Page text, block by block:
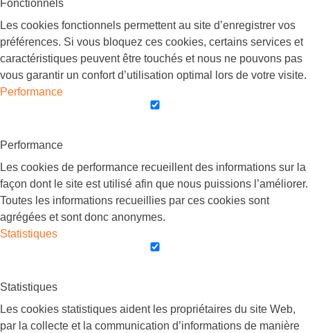
Fonctionnels
Les cookies fonctionnels permettent au site d’enregistrer vos
préférences. Si vous bloquez ces cookies, certains services et
caractéristiques peuvent être touchés et nous ne pouvons pas
vous garantir un confort d’utilisation optimal lors de votre visite.
Performance
Performance
Les cookies de performance recueillent des informations sur la
façon dont le site est utilisé afin que nous puissions l’améliorer.
Toutes les informations recueillies par ces cookies sont
agrégées et sont donc anonymes.
Statistiques
Statistiques
Les cookies statistiques aident les propriétaires du site Web,
par la collecte et la communication d’informations de manière